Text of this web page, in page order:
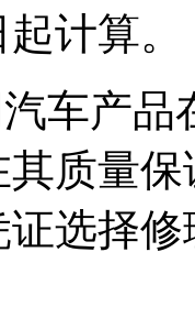
计算。
车产品
质量
选择